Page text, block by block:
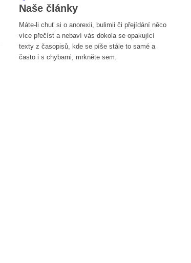
Naše články
Máte-li chuť si o anorexii, bulimii či přejídání něco
více přečíst a nebaví vás dokola se opakující
texty z časopisů, kde se píše stále to samé a
často i s chybami, mrkněte sem.